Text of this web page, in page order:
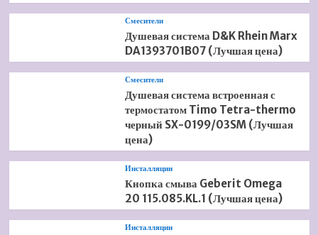
Смесители
Душевая система D&K Rhein Marx
DA1393701B07 (Лучшая цена)
Смесители
Душевая система встроенная с
термостатом Timo Tetra-thermo
черный SX-0199/03SM (Лучшая
цена)
Инсталляции
Кнопка смыва Geberit Omega
20 115.085.KL.1 (Лучшая цена)
Инсталляции